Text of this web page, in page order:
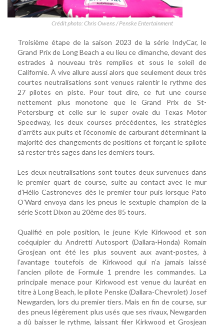
Crédit photo: Chris Owens / Penske Entertainment
Troisième étape de la saison 2023 de la série IndyCar, le
Grand Prix de Long Beach a eu lieu ce dimanche, devant des
estrades à nouveau très remplies et sous le soleil de
Californie. À vive allure aussi alors que seulement deux très
courtes neutralisations sont venues ralentir le rythme des
27 pilotes en piste. Pour tout dire, ce fut une course
nettement plus monotone que le Grand Prix de St-
Petersburg et celle sur le super ovale du Texas Motor
Speedway, les deux courses précédentes, les stratégies
d’arrêts aux puits et l'économie de carburant déterminant la
majorité des changements de positions et forçant le spilote
sà rester très sages dans les derniers tours.
Les deux neutralisations sont toutes deux survenues dans
le premier quart de course, suite au contact avec le mur
d’Hélio Castroneves dès le premier tour puis lorsque Pato
O’Ward envoya dans les pneus le sextuple champion de la
série Scott Dixon au 20ème des 85 tours.
Qualifié en pole position, le jeune Kyle Kirkwood et son
coéquipier du Andretti Autosport (Dallara-Honda) Romain
Grosjean ont été les plus souvent aux avant-postes, à
l’avantage toutefois de Kirkwood qui n’a jamais laissé
l’ancien pilote de Formule 1 prendre les commandes. La
principale menace pour Kirkwood est venue du lauréat en
titre à Long Beach, le pilote Penske (Dallara-Chevrolet) Josef
Newgarden, lors du premier tiers. Mais en fin de course, sur
des pneus légèrement plus usés que ses rivaux, Newgarden
a dû baisser le rythme, laissant filer Kirkwood et Grosjean